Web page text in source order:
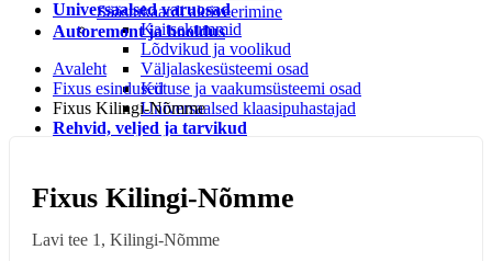
Universaalsed varuosad
Kaitsekummid
Lõdvikud ja voolikud
Väljalaskesüsteemi osad
Kütuse ja vaakumsüsteemi osad
Universaalsed klaasipuhastajad
Rehvid, veljed ja tarvikud
LEIUNURK
Leiunurk autotarvikud
Leiunurk autokeemia ja õlid
Säästukaardi aktiveerimine
Autoremont ja hooldus
Avaleht
Fixus esindused
Fixus Kilingi-Nõmme
Fixus Kilingi-Nõmme
Lavi tee 1, Kilingi-Nõmme